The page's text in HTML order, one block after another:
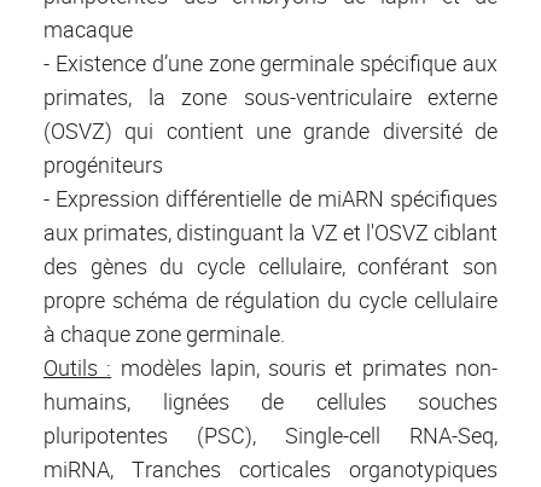
macaque
- Existence d’une zone germinale spécifique aux
primates, la zone sous-ventriculaire externe
(OSVZ) qui contient une grande diversité de
progéniteurs
- Expression différentielle de miARN spécifiques
aux primates, distinguant la VZ et l'OSVZ ciblant
des gènes du cycle cellulaire, conférant son
propre schéma de régulation du cycle cellulaire
à chaque zone germinale.
Outils : modèles lapin, souris et primates non-
humains, lignées de cellules souches
pluripotentes (PSC), Single-cell RNA-Seq,
miRNA, Tranches corticales organotypiques